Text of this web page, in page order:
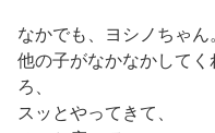
なかでも、ヨシノちゃん
他の子がなかなかしてく
ろ、
スッとやってきて、